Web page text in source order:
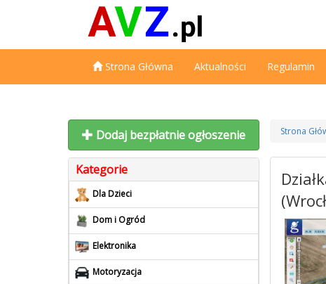
Strona Główna Aktualności Regulamin
Dodaj bezpłatnie ogłoszenie
Kategorie
Dla Dzieci
Dom i Ogród
Elektronika
Motoryzacja
Strona